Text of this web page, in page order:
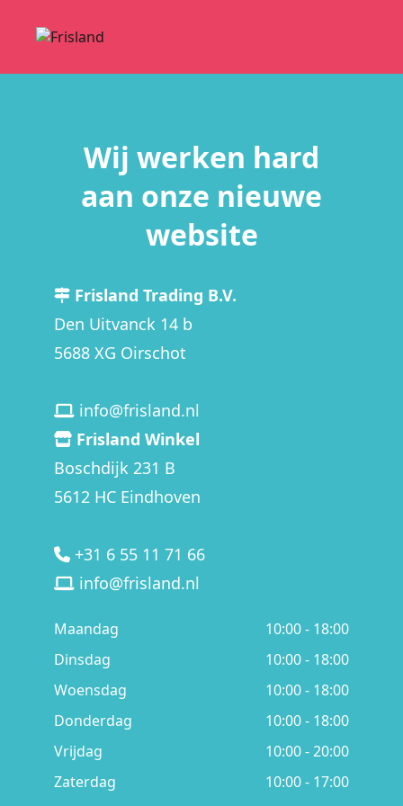
Wij werken hard
aan onze nieuwe
website
Frisland Trading B.V.
Den Uitvanck 14 b
5688 XG Oirschot
info@frisland.nl
Frisland Winkel
Boschdijk 231 B
5612 HC Eindhoven
+31 6 55 11 71 66
info@frisland.nl
Maandag
10:00 - 18:00
Dinsdag
10:00 - 18:00
Woensdag
10:00 - 18:00
Donderdag
10:00 - 18:00
Vrijdag
10:00 - 20:00
Zaterdag
10:00 - 17:00